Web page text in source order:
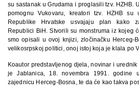
su sastanak u Grudama i proglasili tzv. HZHB.
pomognu Vukovaru, kreatori tzv. HZHB su
Republike Hrvatske usvajaju plan kako
Republici BiH. Stvorili su monstruma iz kojeg
smo opisali u ovoj knjizi, zločinačku Herceg-
velikosrpskoj politici, onoj istoj koja je klala po
Koautor predstavljenog djela, novinar i
je Jablanica, 18. novembra 1991. godine
zajednicu Herceg-Bosna, te da će kao takva